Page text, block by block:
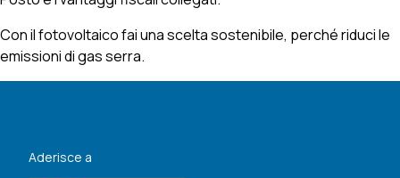
Con il fotovoltaico fai una scelta sostenibile, perché riduci le
emissioni di gas serra.
Aderisce a